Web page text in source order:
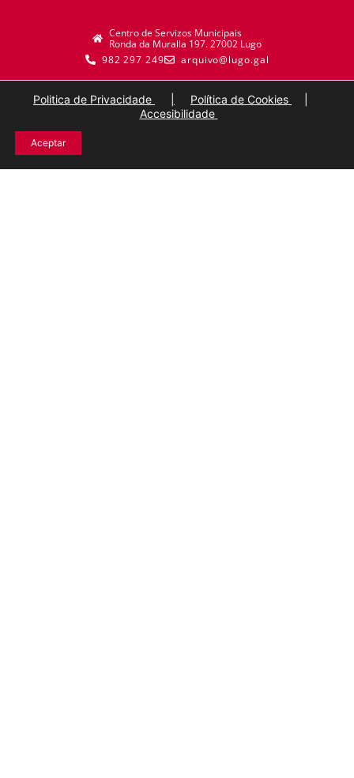
Centro de Servizos Municipais
Ronda da Muralla 197. 27002 Lugo
982 297 249
arquivo@lugo.gal
Politica de Privacidade Política de Cookies
Accesibilidade
Aceptar